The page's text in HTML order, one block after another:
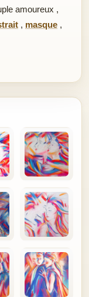
amoureux ,
, masque ,